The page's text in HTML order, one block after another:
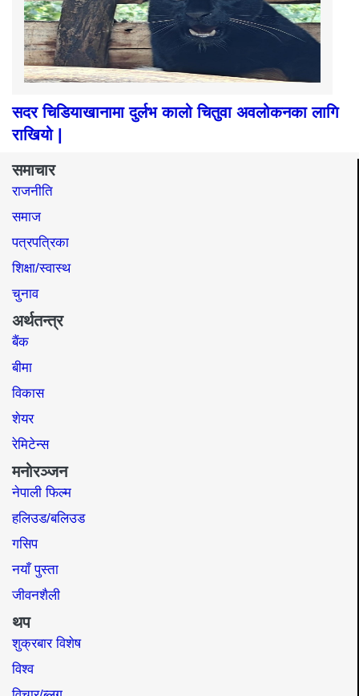
सदर चिडियाखानामा दुर्लभ कालो चितुवा अवलोकनका लागि
राखियो |
समाचार
राजनीति
समाज​
पत्रपत्रिका
शिक्षा/स्वास्थ
चुनाव
अर्थतन्त्र
बैंक
बीमा
विकास
शेयर
रेमिटेन्स
मनोरञ्जन
नेपाली फिल्म
हलिउड/बलिउड
गसिप
नयाँ पुस्ता
जीवनशैली
थप
शुक्रबार विशेष
विश्व